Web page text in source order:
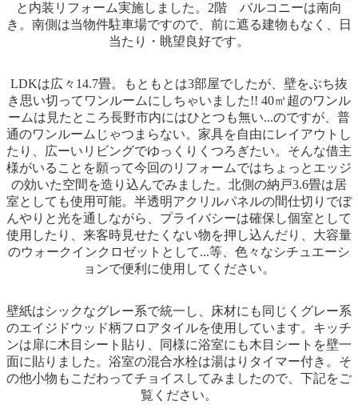
と内装リフォーム実施しました。2階 バルコニーは南向
き。南側は当物件駐車場ですので、前に遮る建物もなく、日
当たり・眺望良好です。
LDKは広々14.7畳。もともとは3部屋でしたが、壁をぶち抜
き思い切ってワンルームにしちゃいました!! 40㎡超のワンル
ームは見たところ長野市内にはひとつも無い...のですが、普
通のワンルームじゃつまらない。家具を自由にレイアウトし
たり、広ーいリビングでゆっくりくつろぎたい。そんな借主
様がいることを願って今回のリフォームではちょっとエッジ
の効いた空間を造り込んでみました。北側の納戸3.6畳は居
室としても使用可能。半透明アクリルパネルの間仕切りでぼ
んやりと光を通しながら、プライバシーは確保し個室として
使用したり、来客時見せたくない物を押し込んだり、大容量
のウォークインクロゼットとして...等、色々なシチュエーシ
ョンで便利に使用してください。
壁紙はシックなグレー系で統一し、床材にも同じくグレー系
のエイジドウッド柄フロアタイルを使用しています。キッチ
ンは扉に木目シート貼り、同様に浴室にも木目シートを壁一
面に貼りました。浴室の混合水栓は湯はりタイマー付き。そ
の他小物もこだわってチョイスしてみましたので、下記をご
覧ください。